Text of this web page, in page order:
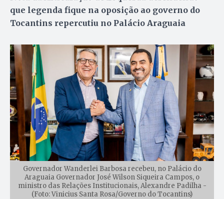
que legenda fique na oposição ao governo do
Tocantins repercutiu no Palácio Araguaia
Governador Wanderlei Barbosa recebeu, no Palácio do
Araguaia Governador José Wilson Siqueira Campos, o
ministro das Relações Institucionais, Alexandre Padilha -
(Foto: Vinicius Santa Rosa/Governo do Tocantins)